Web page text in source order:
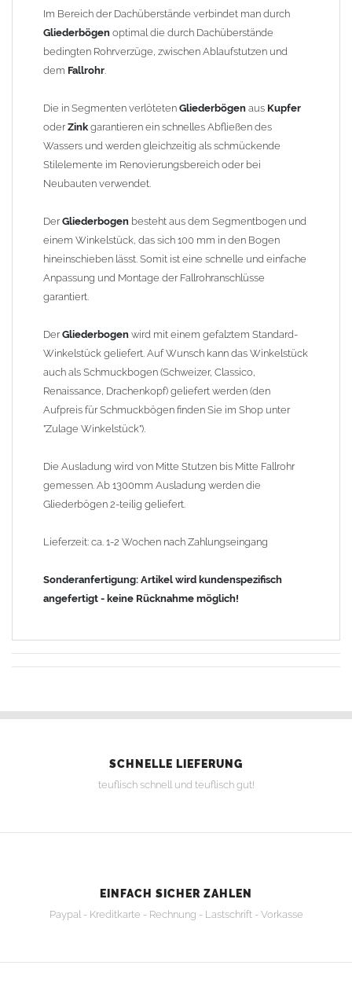
finden Sie im Shop unter "Zulage Winkelstück").
Die Ausladung wird von Mitte Stutzen bis Mitte Fallrohr
gemessen. Ab 1300mm Ausladung werden die Gliederbögen 2-
Lieferzeit: ca. 1-2 Wochen nach Zahlungseingang
Sonderanfertigung: Artikel wird kundenspezifisch angefertigt -
keine Rücknahme möglich!
Im Bereich der Dachüberstände verbindet man durch
Gliederbögen optimal die durch Dachüberstände
bedingten Rohrverzüge, zwischen Ablaufstutzen und
dem Fallrohr.
Die in Segmenten verlöteten Gliederbögen aus Kupfer
oderZink garantieren ein schnelles Abfließen des
Wassers und werden gleichzeitig als schmückende
Stilelemente im Renovierungsbereich oder bei
Neubauten verwendet.
DerGliederbogen besteht aus dem Segmentbogen und
einem Winkelstück, das sich 100 mm in den Bogen
hineinschieben lässt. Somit ist eine schnelle und einfache
Anpassung und Montage der Fallrohranschlüsse
garantiert.
DerGliederbogen wird mit einem gefalztem Standard-
Winkelstück geliefert. Auf Wunsch kann das Winkelstück
auch als Schmuckbogen (Schweizer, Classico,
Renaissance, Drachenkopf) geliefert werden (den
Aufpreis für Schmuckbögen finden Sie im Shop unter
"Zulage Winkelstück").
Die Ausladung wird von Mitte Stutzen bis Mitte Fallrohr
gemessen. Ab 1300mm Ausladung werden die
Gliederbögen 2-teilig geliefert.
Lieferzeit: ca. 1-2 Wochen nach Zahlungseingang
Sonderanfertigung: Artikel wird kundenspezifisch
angefertigt - keine Rücknahme möglich!
SCHNELLE LIEFERUNG
teuflisch schnell und teuflisch gut!
EINFACH SICHER ZAHLEN
Paypal - Kreditkarte - Rechnung - Lastschrift - Vorkasse